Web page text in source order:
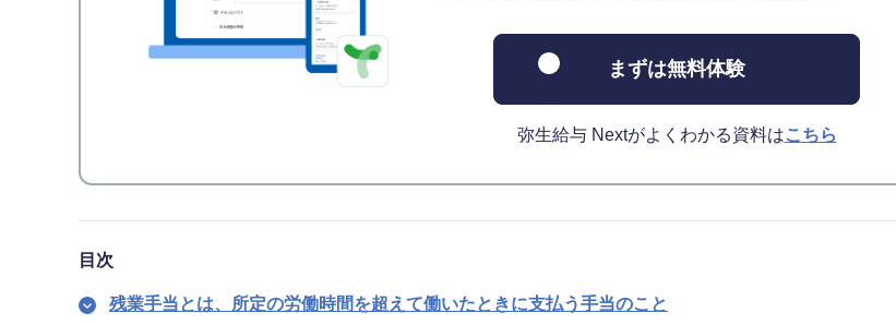
まずは無料体験
弥生給与 Nextがよくわかる資料はこちら
目次
残業手当とは、所定の労働時間を超えて働いたときに支払う手当のこと